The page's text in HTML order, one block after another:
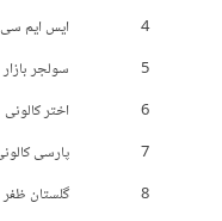
4
ایس ایم
5
سولجر بازار
6
اختر کالونی
7
پارسی
8
گلستان ظفر